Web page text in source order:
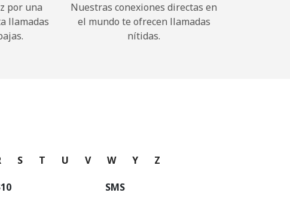
→
por una
llamadas
Nuestras conexiones directas en
el mundo te ofrecen llamadas
nítidas.
S T U V W Y Z
SMS